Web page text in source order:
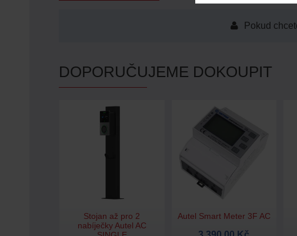
Pokud
DOPORUČUJEME DOKOUPIT
Stojan až pro 2
nabíječky Autel AC
Autel Smart Meter 3F AC